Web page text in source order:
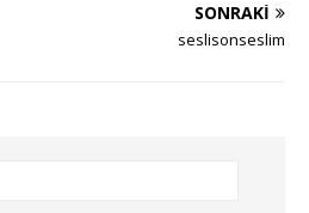
SONRAKI
seslisonseslim